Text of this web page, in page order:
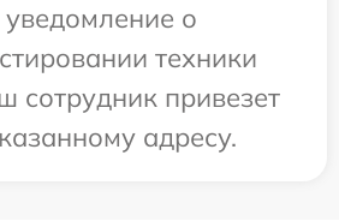
о
техники
сотрудник привезет
адресу.